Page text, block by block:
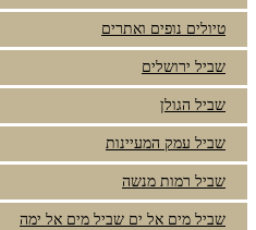
טיולים נופים ואתרים
שביל ירושלים
שביל הגולן
שביל עמק המעיינות
שביל רמות מנשה
שביל מים אל ים שביל מים אל ימה